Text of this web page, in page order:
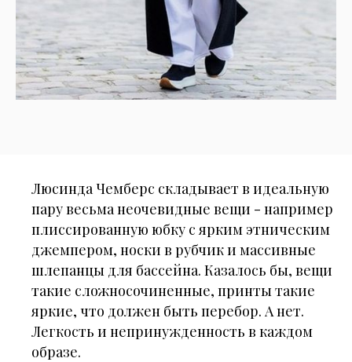
Люсинда Чемберс складывает в идеальную
пару весьма неочевидные вещи - например
плиссированную юбку с ярким этническим
джемпером, носки в рубчик и массивные
шлепанцы для бассейна. Казалось бы, вещи
такие сложносочиненные, принты такие
яркие, что должен быть перебор. А нет.
Легкость и непринужденность в каждом
образе.